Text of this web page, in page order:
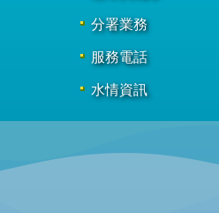
分署業務
服務電話
水情資訊